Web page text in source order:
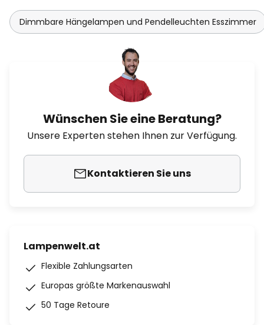
Dimmbare Hängelampen und Pendelleuchten Esszimmer
Wünschen Sie eine Beratung?
Unsere Experten stehen Ihnen zur Verfügung.
Kontaktieren Sie uns
Lampenwelt.at
Flexible Zahlungsarten
Europas größte Markenauswahl
50 Tage Retoure